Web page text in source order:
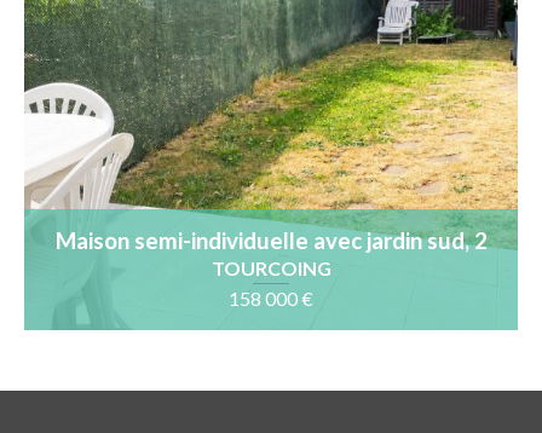
Maison semi-individuelle avec jardin sud, 2
chambres, 1 bureau
TOURCOING
158 000 €